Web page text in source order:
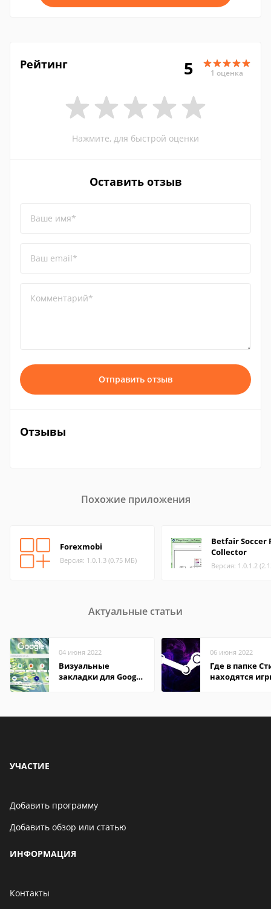
Рейтинг 5 1 оценка
Нажмите, для быстрой оценки
Оставить отзыв
Ваше имя*
Ваш email*
Комментарий*
Отправить отзыв
Отзывы
Похожие приложения
Forexmobi
Версия: 1.0.1.3 (0.75 МБ)
Betfair Soccer
Collector
Версия: 1.0.1.2
Актуальные статьи
04 июня 2022
Визуальные
закладки для Google
06 июня 2022
Где в папке
находятся
УЧАСТИЕ
Добавить программу
Добавить обзор или статью
ИНФОРМАЦИЯ
Контакты